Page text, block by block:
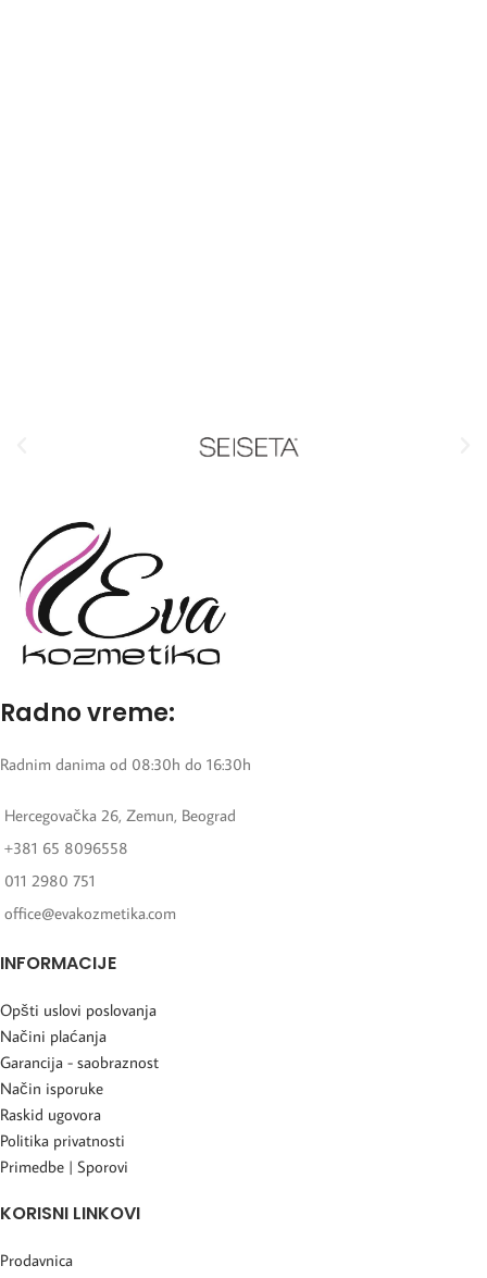
Radno vreme:
Radnim danima od 08:30h do 16:30h
Hercegovačka 26, Zemun, Beograd
+381 65 8096558
011 2980 751
office@evakozmetika.com
INFORMACIJE
Opšti uslovi poslovanja
Načini plaćanja
Garancija - saobraznost
Način isporuke
Raskid ugovora
Politika privatnosti
Primedbe | Sporovi
KORISNI LINKOVI
Prodavnica